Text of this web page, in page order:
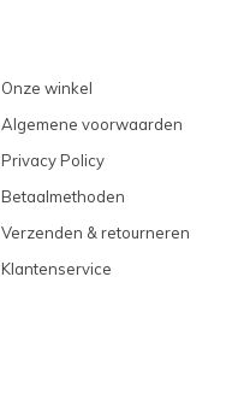
Onze winkel
Algemene voorwaarden
Privacy Policy
Betaalmethoden
Verzenden & retourneren
Klantenservice